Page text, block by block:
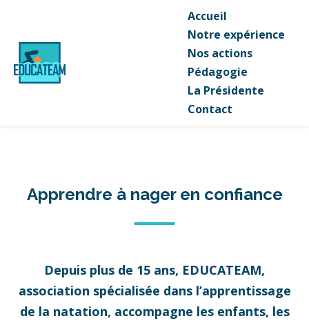
Accueil
Notre expérience
Nos actions
Pédagogie
La Présidente
Contact
Apprendre à nager en confiance
Depuis plus de 15 ans, EDUCATEAM,
association spécialisée dans l’apprentissage
de la natation, accompagne les enfants, les